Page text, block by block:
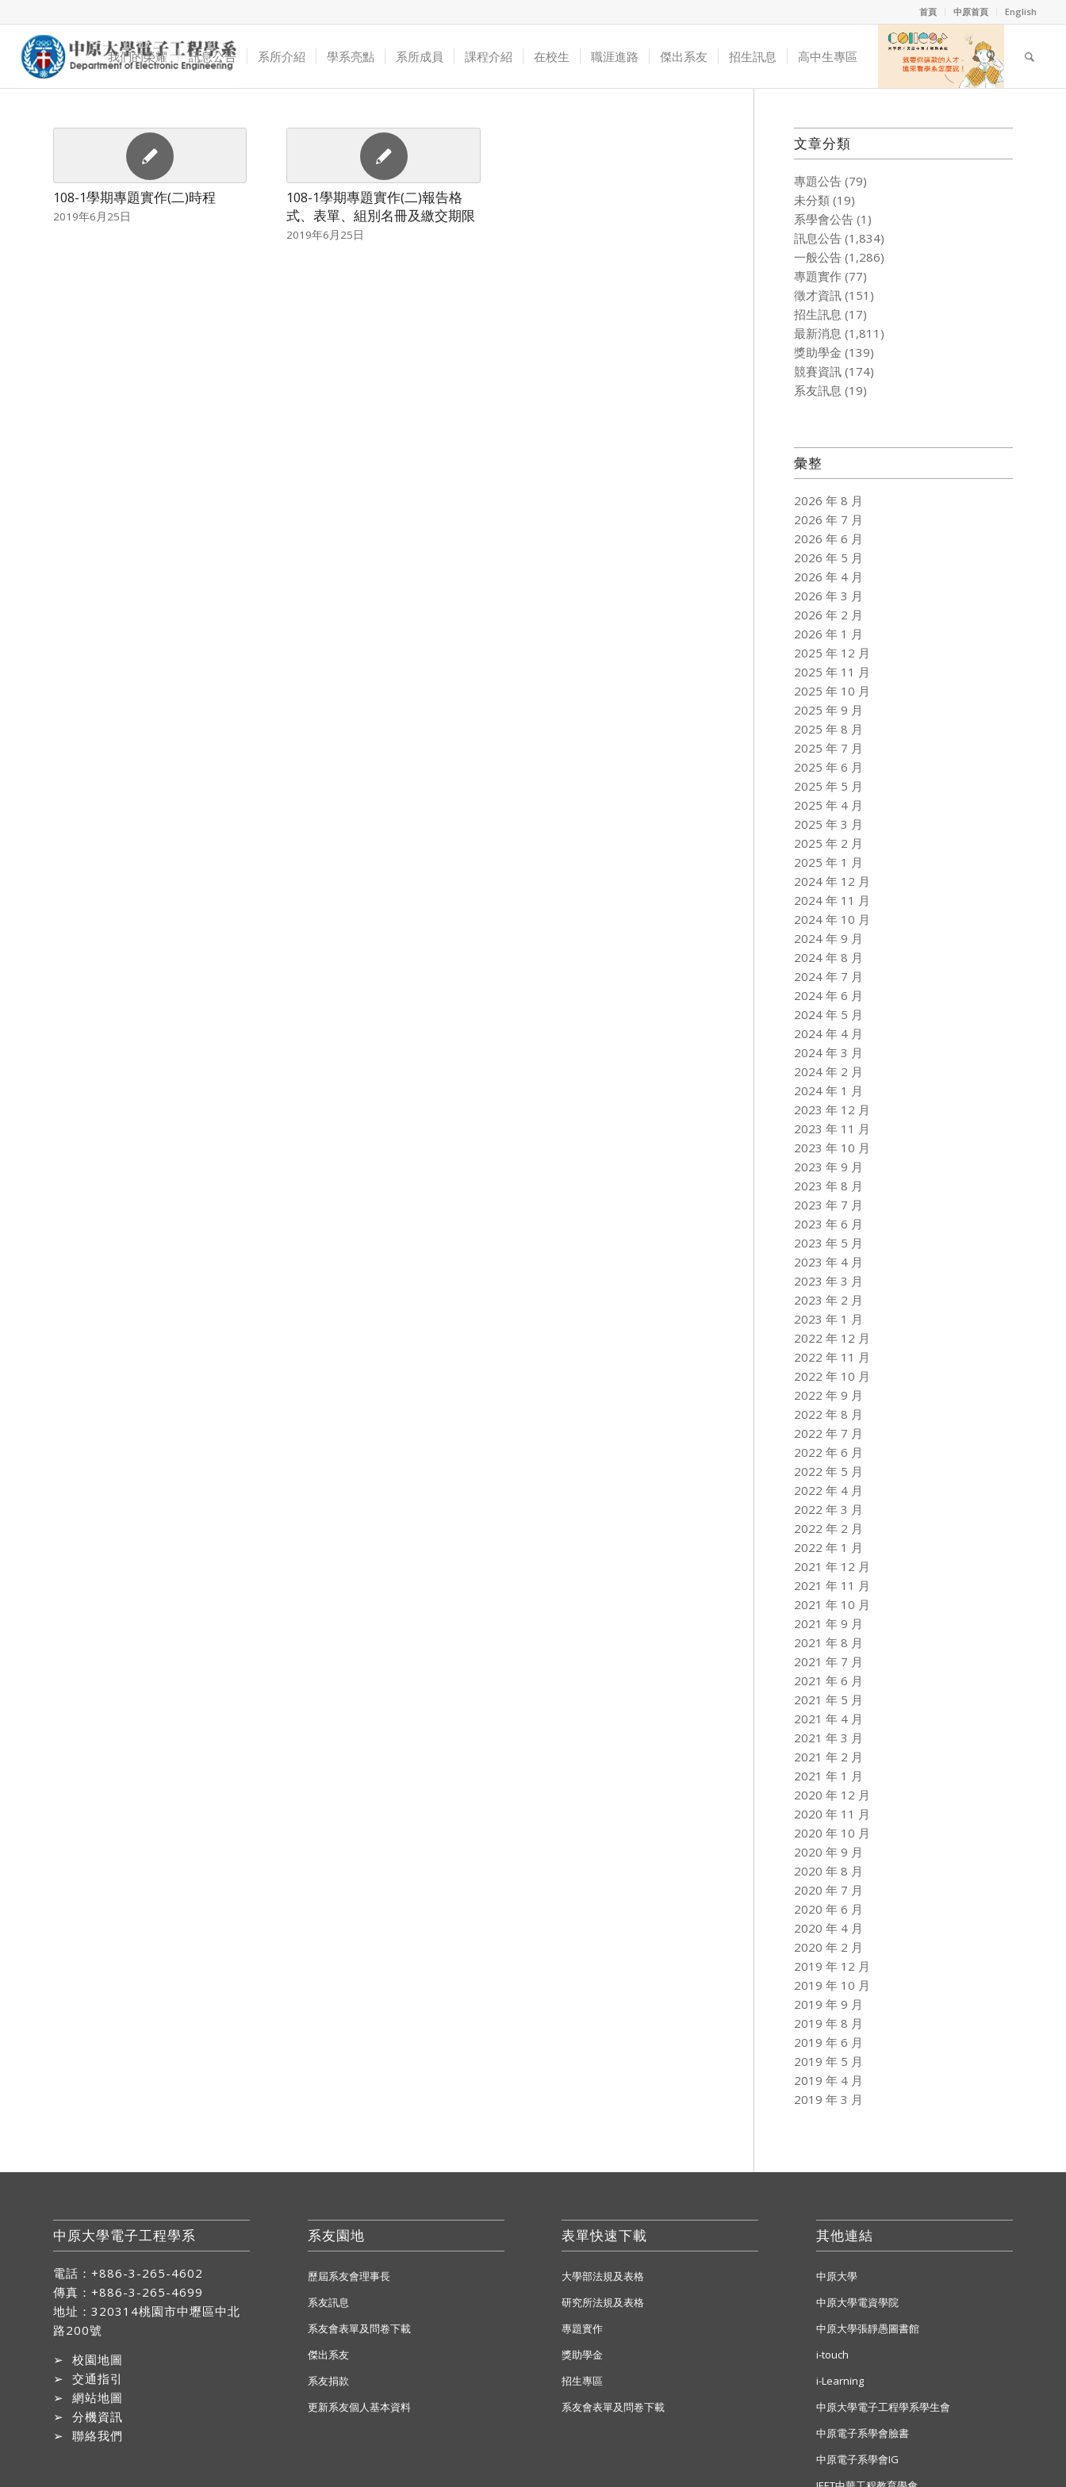
首頁 中原首頁 English
我們的榮耀 訊息公告 系所介紹 學系亮點 系所成員 課程介紹 在校生 職涯進路 傑出系友 招生訊息 高中生專區
108-1學期專題實作(二)時程
2019年6月25日
108-1學期專題實作(二)報告格
式、表單、組別名冊及繳交期限
2019年6月25日
文章分類
專題公告 (79)
未分類 (19)
系學會公告 (1)
訊息公告 (1,834)
一般公告 (1,286)
專題實作 (77)
徵才資訊 (151)
招生訊息 (17)
最新消息 (1,811)
獎助學金 (139)
競賽資訊 (174)
系友訊息 (19)
彙整
2026 年 8 月
2026 年 7 月
2026 年 6 月
2026 年 5 月
2026 年 4 月
2026 年 3 月
2026 年 2 月
2026 年 1 月
2025 年 12 月
2025 年 11 月
2025 年 10 月
2025 年 9 月
2025 年 8 月
2025 年 7 月
2025 年 6 月
2025 年 5 月
2025 年 4 月
2025 年 3 月
2025 年 2 月
2025 年 1 月
2024 年 12 月
2024 年 11 月
2024 年 10 月
2024 年 9 月
2024 年 8 月
2024 年 7 月
2024 年 6 月
2024 年 5 月
2024 年 4 月
2024 年 3 月
2024 年 2 月
2024 年 1 月
2023 年 12 月
2023 年 11 月
2023 年 10 月
2023 年 9 月
2023 年 8 月
2023 年 7 月
2023 年 6 月
2023 年 5 月
2023 年 4 月
2023 年 3 月
2023 年 2 月
2023 年 1 月
2022 年 12 月
2022 年 11 月
2022 年 10 月
2022 年 9 月
2022 年 8 月
2022 年 7 月
2022 年 6 月
2022 年 5 月
2022 年 4 月
2022 年 3 月
2022 年 2 月
2022 年 1 月
2021 年 12 月
2021 年 11 月
2021 年 10 月
2021 年 9 月
2021 年 8 月
2021 年 7 月
2021 年 6 月
2021 年 5 月
2021 年 4 月
2021 年 3 月
2021 年 2 月
2021 年 1 月
2020 年 12 月
2020 年 11 月
2020 年 10 月
2020 年 9 月
2020 年 8 月
2020 年 7 月
2020 年 6 月
2020 年 4 月
2020 年 2 月
2019 年 12 月
2019 年 10 月
2019 年 9 月
2019 年 8 月
2019 年 6 月
2019 年 5 月
2019 年 4 月
2019 年 3 月
中原大學電子工程學系
電話：+886-3-265-4602
傳真：+886-3-265-4699
地址： 320314桃園市中壢區中北
路200號
➢ 校園地圖
➢ 交通指引
➢ 網站地圖
➢ 分機資訊
➢ 聯絡我們
系友園地
歷屆系友會理事長
系友訊息
系友會表單及問卷下載
傑出系友
系友捐款
更新系友個人基本資料
表單快速下載
大學部法規及表格
研究所法規及表格
專題實作
獎助學金
招生專區
系友會表單及問卷下載
其他連結
中原大學
中原大學電資學院
中原大學張靜愚圖書館
i-touch
i-Learning
中原大學電子工程學系學生會
中原電子系學會臉書
中原電子系學會IG